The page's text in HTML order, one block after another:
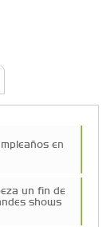
en
un fin de
shows